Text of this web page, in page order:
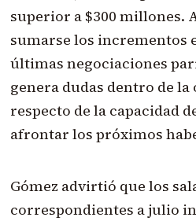
superior a $300 millones.
sumarse los incrementos
últimas negociaciones
genera dudas dentro de
respecto de la capacidad
afrontar los próximos
Gómez advirtió que los
correspondientes a julio